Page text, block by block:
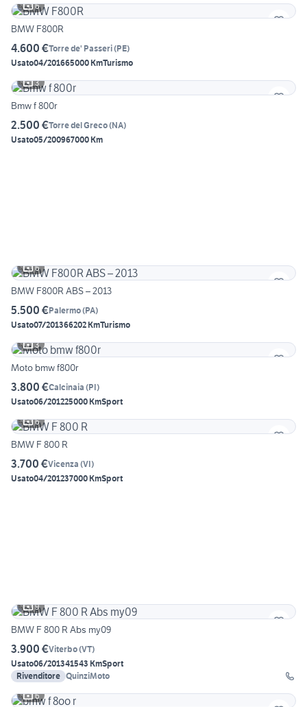
6
BMW F800R
4.600 €Torre de' Passeri(PE)
Usato04/201665000 KmTurismo
3
Bmw f 800r
2.500 €Torre del Greco(NA)
Usato05/200967000 Km
6
BMW F800R ABS – 2013
5.500 €Palermo(PA)
Usato07/201366202 KmTurismo
3
Moto bmw f800r
3.800 €Calcinaia (PI)
Usato06/201225000 KmSport
6
BMW F 800 R
3.700 €Vicenza (VI)
Usato04/201237000 KmSport
9
BMW F 800 R Abs my09
3.900 €Viterbo(VT)
Usato06/201341543 KmSport
Rivenditore QuinziMoto
6